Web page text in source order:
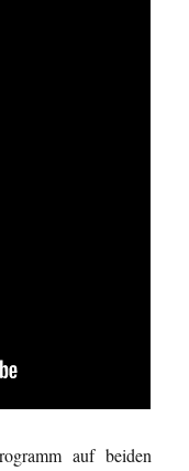
auf beiden